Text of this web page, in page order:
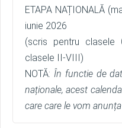
ETAPA NAȚIONALĂ
iunie 2026
(scris pentru clasele
clasele II-VIII)
NOTĂ: În functie de
naționale, acest
care care le vom